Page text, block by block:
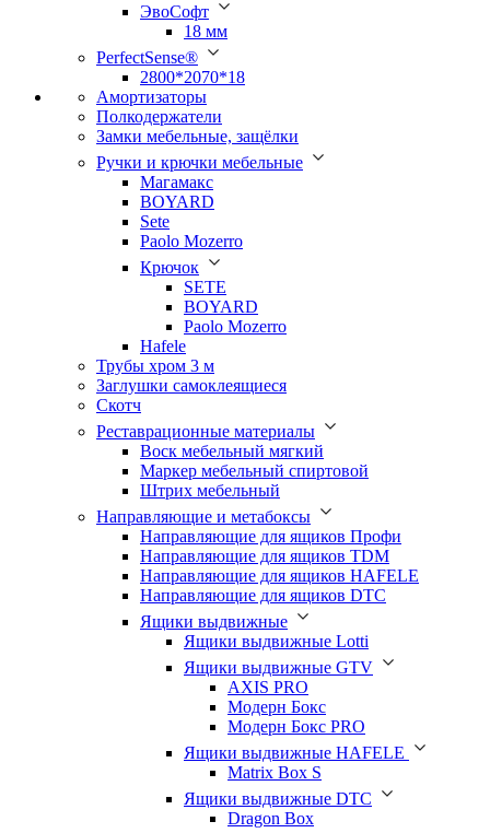
ЭвоСофт
18 мм
PerfectSense®
2800*2070*18
Амортизаторы
Полкодержатели
Замки мебельные, защёлки
Ручки и крючки мебельные
Магамакс
BOYARD
Sete
Paolo Mozerro
Крючок
SETE
BOYARD
Paolo Mozerro
Hafele
Трубы хром 3 м
Заглушки самоклеящиеся
Скотч
Реставрационные материалы
Воск мебельный мягкий
Маркер мебельный спиртовой
Штрих мебельный
Направляющие и метабоксы
Направляющие для ящиков Профи
Направляющие для ящиков TDM
Направляющие для ящиков HAFELE
Направляющие для ящиков DTC
Ящики выдвижные
Ящики выдвижные Lotti
Ящики выдвижные GTV
AXIS PRO
Модерн Бокс
Модерн Бокс PRO
Ящики выдвижные HAFELE
Matrix Box S
Ящики выдвижные DTC
Dragon Box